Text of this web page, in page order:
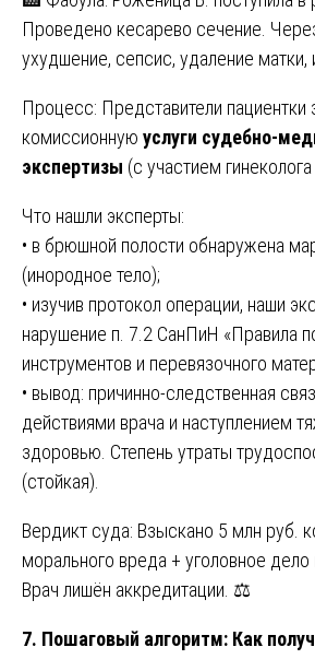
Проведено кесарево сечение.
ухудшение, сепсис, удаление матки,
Процесс: Представители пациентки
комиссионную услуги судебно-
экспертизы (с участием гинеколога
Что нашли эксперты:
• в брюшной полости обнаружена
(инородное тело);
• изучив протокол операции, наши
нарушение п. 7.2 СанПиН «Правила
инструментов и перевязочного
• вывод: причинно-следственная
действиями врача и наступлением
здоровью. Степень утраты
(стойкая).
Вердикт суда: Взыскано 5 млн руб.
морального вреда + уголовное
Врач лишён аккредитации. ⚖️
7. Пошаговый алгоритм: Как